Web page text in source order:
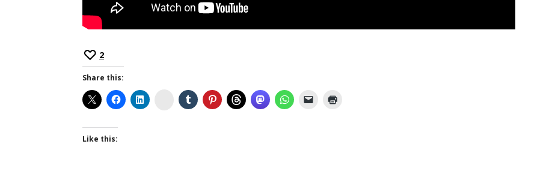
2
Share this:
Instagram
Like this: